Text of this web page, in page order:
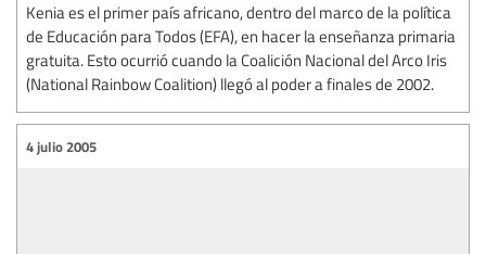
Kenia es el primer país africano, dentro del marco de la política
de Educación para Todos (EFA), en hacer la enseñanza primaria
gratuita. Esto ocurrió cuando la Coalición Nacional del Arco Iris
(National Rainbow Coalition) llegó al poder a finales de 2002.
4 julio 2005